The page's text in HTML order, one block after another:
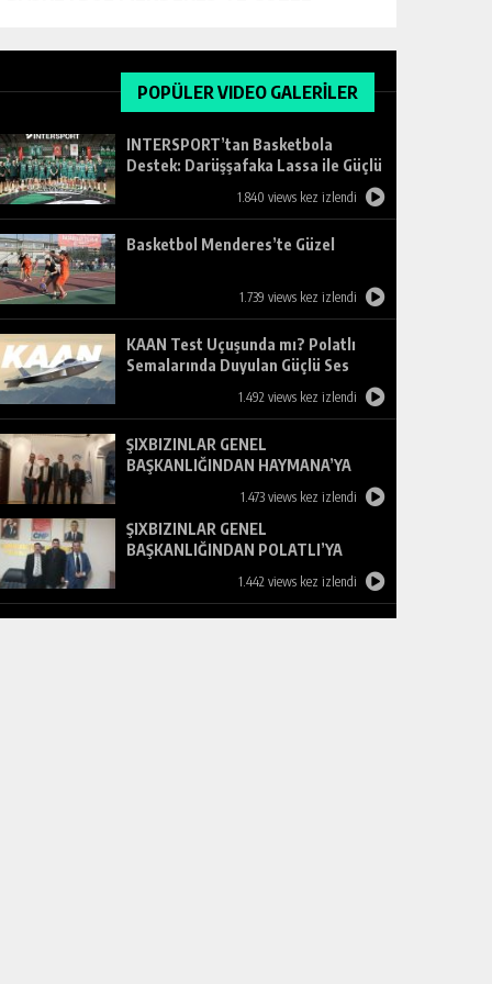
POPÜLER VIDEO GALERİLER
INTERSPORT’tan Basketbola
Destek: Darüşşafaka Lassa ile Güçlü
1.840 views kez izlendi
Basketbol Menderes’te Güzel
1.739 views kez izlendi
KAAN Test Uçuşunda mı? Polatlı
Semalarında Duyulan Güçlü Ses
1.492 views kez izlendi
ŞIXBIZINLAR GENEL
BAŞKANLIĞINDAN HAYMANA’YA
1.473 views kez izlendi
ŞIXBIZINLAR GENEL
BAŞKANLIĞINDAN POLATLI’YA
1.442 views kez izlendi